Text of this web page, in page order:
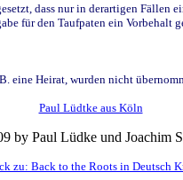
dass nur in derartigen
für den Taufpaten ein Vorbehalt
eine Heirat, wurden nicht
Paul Lüdtke aus Köln
by Paul Lüdke und Joachim
zu: Back to the Roots in Deutsch